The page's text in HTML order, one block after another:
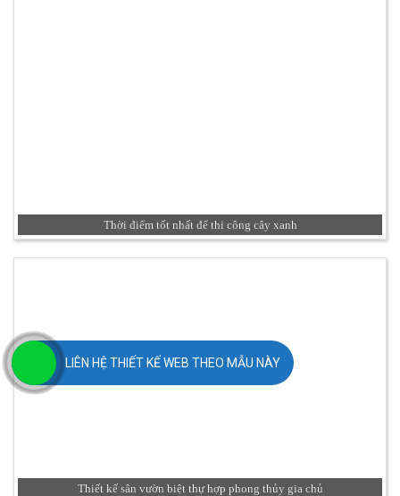
Thời điểm tốt nhất để thi công cây xanh
Thiết kế sân vườn biệt thự hợp phong thủy gia chủ
LIÊN HỆ THIẾT KẾ WEB THEO MẪU NÀY